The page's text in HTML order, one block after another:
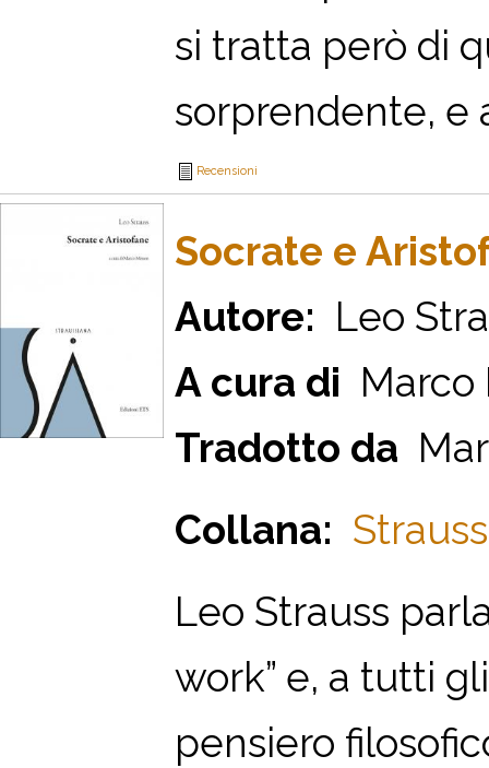
si tratta però di
sorprendente, e
Recensioni
Socrate e
Autore: Leo
A cura di Marco
Tradotto da
Collana:
Leo Strauss
work” e, a tutti
pensiero